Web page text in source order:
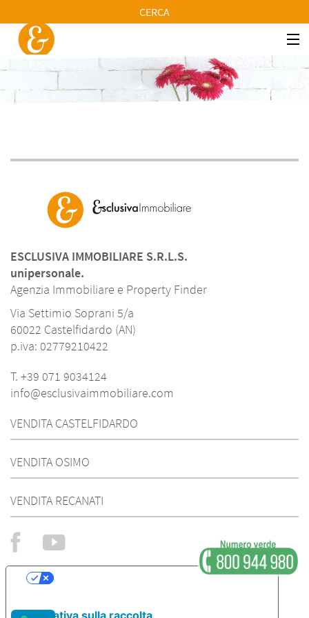
CERCA
HOME
VENDITE
CHI SIAMO
CONTATTI
ESCLUSIVA IMMOBILIARE S.R.L.S.
unipersonale.
Agenzia Immobiliare e Property Finder
Via Settimio Soprani 5/a
60022 Castelfidardo (AN)
p.iva: 02779210422
T. +39 071 9034124
info@esclusivaimmobiliare.com
VENDITA CASTELFIDARDO
VENDITA OSIMO
VENDITA RECANATI
Informativa sulla raccolta
Le tue preferenze relative alla privacy